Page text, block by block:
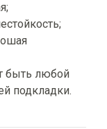
быть любой
подкладки.